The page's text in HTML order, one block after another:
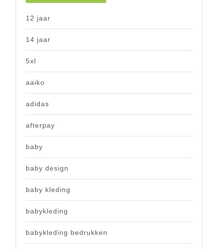
12 jaar
14 jaar
5xl
aaiko
adidas
afterpay
baby
baby design
baby kleding
babykleding
babykleding bedrukken